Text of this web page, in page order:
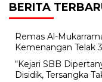
BERITA
Remas Al-
Kemenangan Telak
“Kejari SBB
Disidik, Tersangka